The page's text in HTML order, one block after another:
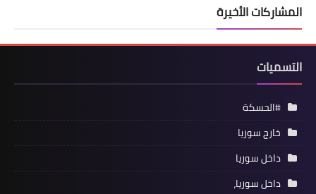
المشاركات الأخيرة
التسميات
#الحسكة
خارج سوريا
داخل سوريا
داخل سوريا،